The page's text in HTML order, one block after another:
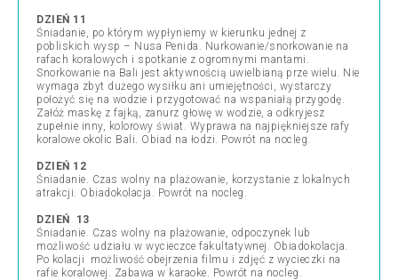
DZIEŃ 11
Śniadanie, po którym wypłyniemy w kierunku jednej z
pobliskich wysp – Nusa Penida. Nurkowanie/snorkowanie na
rafach koralowych i spotkanie z ogromnymi mantami.
Snorkowanie na Bali jest aktywnością uwielbianą prze wielu. Nie
wymaga zbyt dużego wysiłku ani umiejętności, wystarczy
położyć się na wodzie i przygotować na wspaniałą przygodę.
Załóż maskę z fajką, zanurz głowę w wodzie, a odkryjesz
zupełnie inny, kolorowy świat. Wyprawa na najpiękniejsze rafy
koralowe okolic Bali. Obiad na łodzi. Powrót na nocleg.
DZIEŃ 12
Śniadanie. Czas wolny na plażowanie, korzystanie z lokalnych
atrakcji. Obiadokolacja. Powrót na nocleg.
DZIEŃ 13
Śniadanie. Czas wolny na plażowanie, odpoczynek lub
możliwość udziału w wycieczce fakultatywnej. Obiadokolacja.
Po kolacji możliwość obejrzenia filmu i zdjęć z wycieczki na
rafie koralowej. Zabawa w karaoke. Powrót na nocleg.